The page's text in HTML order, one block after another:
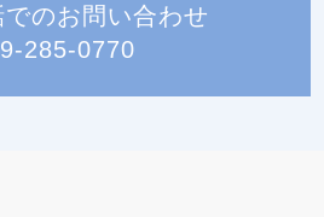
でのお問い合わせ
285-0770